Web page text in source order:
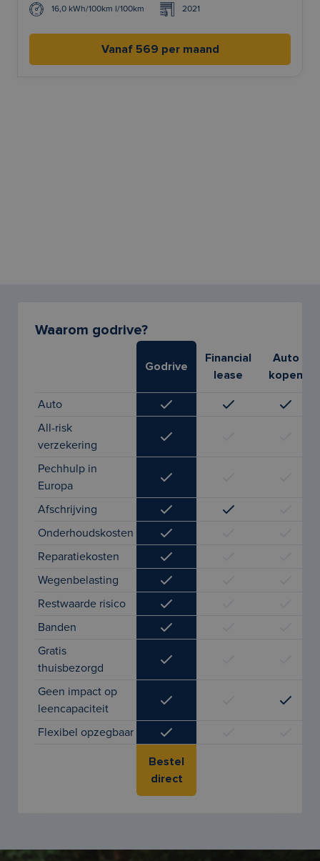
16,0 kWh/100km l/100km 2021
Vanaf 569 per maand
Waarom godrive?
Godrive
Financial
lease
Auto
kopen
Auto
All-risk
verzekering
Pechhulp in
Europa
Afschrijving
Onderhoudskosten
Reparatiekosten
Wegenbelasting
Restwaarde risico
Banden
Gratis
thuisbezorgd
Geen impact op
leencapaciteit
Flexibel opzegbaar
Bestel
direct